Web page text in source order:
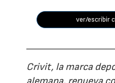
ver/escribir
Crivit, la marca